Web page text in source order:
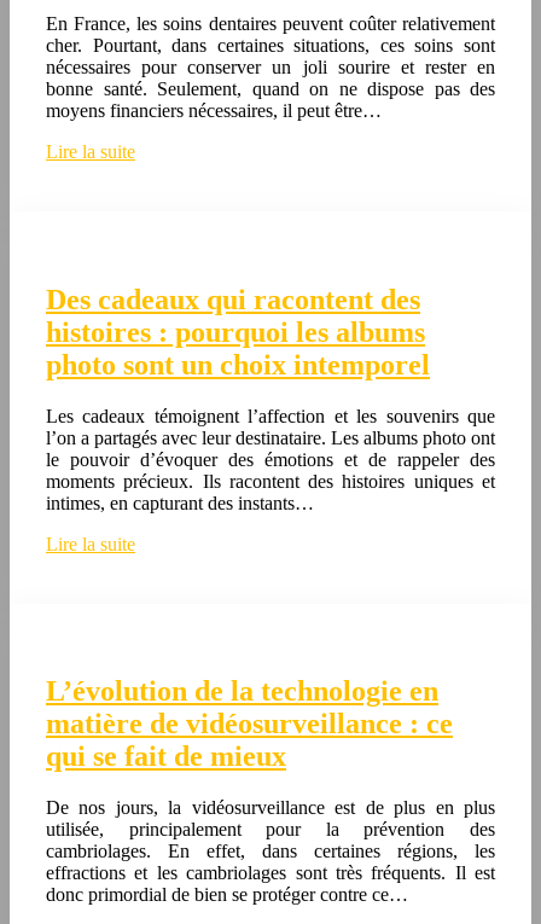
En France, les soins dentaires peuvent coûter relativement
cher. Pourtant, dans certaines situations, ces soins sont
nécessaires pour conserver un joli sourire et rester en
bonne santé. Seulement, quand on ne dispose pas des
moyens financiers nécessaires, il peut être…
Lire la suite
Des cadeaux qui racontent des
histoires : pourquoi les albums
photo sont un choix intemporel
Les cadeaux témoignent l’affection et les souvenirs que
l’on a partagés avec leur destinataire. Les albums photo ont
le pouvoir d’évoquer des émotions et de rappeler des
moments précieux. Ils racontent des histoires uniques et
intimes, en capturant des instants…
Lire la suite
L’évolution de la technologie en
matière de vidéosurveillance : ce
qui se fait de mieux
De nos jours, la vidéosurveillance est de plus en plus
utilisée, principalement pour la prévention des
cambriolages. En effet, dans certaines régions, les
effractions et les cambriolages sont très fréquents. Il est
donc primordial de bien se protéger contre ce…